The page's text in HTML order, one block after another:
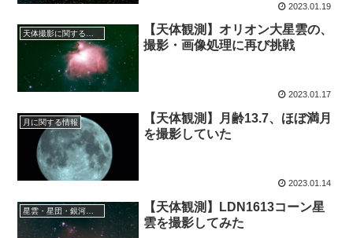
2023.01.19
天体撮影に関する事項
【天体観測】オリオン大星雲の、
撮影・画像処理に再び挑戦
2023.01.17
月に関する情報
【天体観測】月齢13.7、ほぼ満月
を撮影していた
2023.01.14
【天体観測】LDN1613コーン星
雲を撮影してみた